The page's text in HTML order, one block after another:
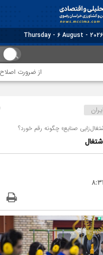
از ضرورت اصلاح
صنایع» چگونه رقم خورد؟